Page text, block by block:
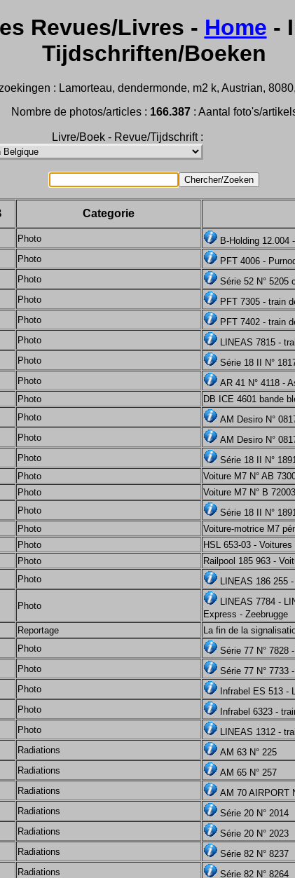
Revues/Livres - Home -
Tijdschriften/Boeken
: Lamorteau, dendermonde, m2 k, Austrian,
Nombre de photos/articles : 166.387: Aantal foto's/
Livre/Boek - Revue/Tijdschrift :
Categorie
Photo
B-Holding 12.004
Photo
PFT 4006 -
Photo
Série 52 N° 5205
Photo
PFT 7305 - train
Photo
PFT 7402 - train
Photo
LINEAS 7815 -
Photo
Série 18 II N°
Photo
AR 41 N° 4118 -
Photo
DB ICE 4601 bande
Photo
AM Desiro N°
Photo
AM Desiro N°
Photo
Série 18 II N°
Photo
Voiture M7 N° AB
Photo
Voiture M7 N° B
Photo
Série 18 II N°
Photo
Voiture-motrice M7
Photo
HSL 653-03 -
Photo
Railpool 185 963 -
Photo LINEAS 186
Photo
LINEAS 7784 -
Express - Zeebrugge
Reportage
La fin de la
Photo
Série 77 N° 7828
Photo
Série 77 N° 7733
Photo
Infrabel ES 513 -
Photo
Infrabel 6323 -
Photo
LINEAS 1312 -
Radiations
AM 63 N° 225
Radiations
AM 65 N° 257
Radiations
AM 70 AIRPORT
Radiations
Série 20 N° 2014
Radiations
Série 20 N° 2023
Radiations
Série 82 N° 8237
Radiations
Série 82 N° 8264